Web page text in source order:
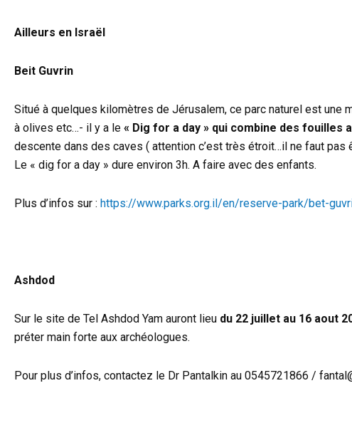
Ailleurs en Israël
Beit Guvrin
Situé à quelques kilomètres de Jérusalem, ce parc naturel est
à olives etc…- il y a le « Dig for a day » qui combine des
descente dans des caves ( attention c’est très étroit…il ne faut
Le « dig for a day » dure environ 3h. A faire avec des enfants.
Plus d’infos sur : https://www.parks.org.il/en/reserve-park/bet-
Ashdod
Sur le site de Tel Ashdod Yam auront lieu du 22 juillet au 16 aout
préter main forte aux archéologues.
Pour plus d’infos, contactez le Dr Pantalkin au 0545721866 /